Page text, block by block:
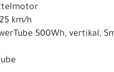
km/h
500Wh, vertikal,